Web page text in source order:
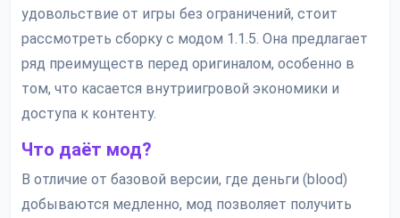
удовольствие от игры без ограничений, стоит
рассмотреть сборку с модом 1.1.5. Она предлагает
ряд преимуществ перед оригиналом, особенно в
том, что касается внутриигровой экономики и
доступа к контенту.
Что даёт мод?
В отличие от базовой версии, где деньги (blood)
добываются медленно, мод позволяет получить